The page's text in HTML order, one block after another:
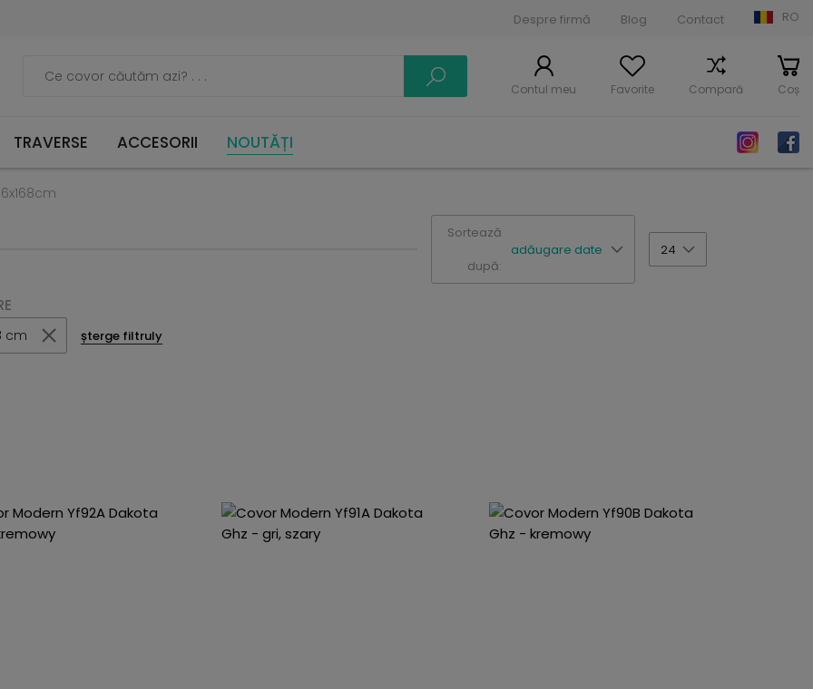
Despre firmă Blog Contact RO
Contul meu Favorite Compară Coș
TRAVERSE ACCESORII NOUTĂȚI
Sortează
după:
adăugare date 24
cm șterge filtruly